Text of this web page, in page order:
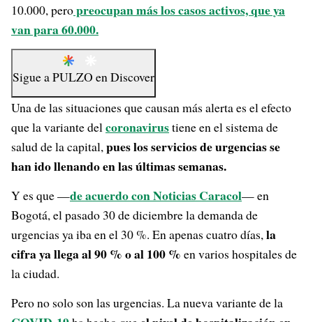
10.000, peropreocupan más los casos activos, que ya
van para 60.000.
Sigue aPULZO enDiscover
Una de las situaciones que causan más alerta es el efecto
que la variante delcoronavirustiene en el sistema de
salud de la capital,pues los servicios de urgencias se
han ido llenando en las últimas semanas.
Y es que —de acuerdo con Noticias Caracol— en
Bogotá, el pasado 30 de diciembre la demanda de
urgencias ya iba en el 30 %. En apenas cuatro días,la
cifra ya llega al 90 % o al 100 % en varios hospitales de
la ciudad.
Pero no solo son las urgencias. La nueva variante de la